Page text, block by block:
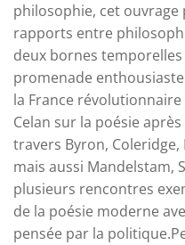
philosophie, cet
rapports entre
deux bornes
promenade
la France
Celan sur la poésie
travers Byron,
mais aussi Mandelstam,
plusieurs rencontres
de la poésie moderne
pensée par la